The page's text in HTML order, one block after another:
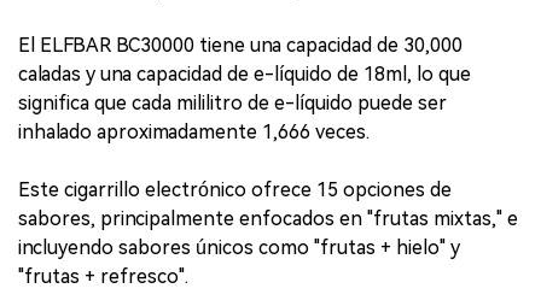
El ELFBAR BC30000 tiene una capacidad de 30,000
caladas y una capacidad de e-líquido de 18ml, lo que
significa que cada mililitro de e-líquido puede ser
inhalado aproximadamente 1,666 veces.
Este cigarrillo electrónico ofrece 15 opciones de
sabores, principalmente enfocados en "frutas mixtas," e
incluyendo sabores únicos como "frutas + hielo" y
"frutas + refresco".